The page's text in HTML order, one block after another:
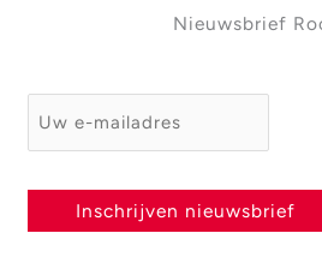
Nieuwsbrief
E-mailadres *
Inschrijven nieuwsbrief